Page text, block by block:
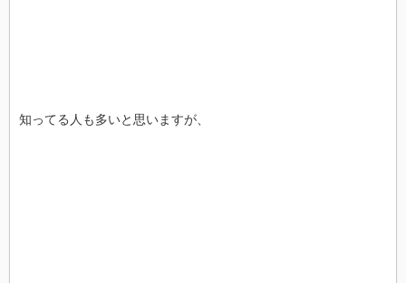
知ってる人も多いと思いますが、